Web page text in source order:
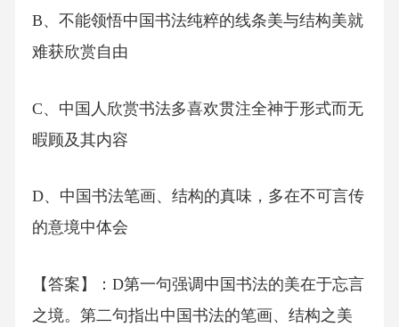
B、不能领悟中国书法纯粹的线条美与结构美就
难获欣赏自由
C、中国人欣赏书法多喜欢贯注全神于形式而无
暇顾及其内容
D、中国书法笔画、结构的真味，多在不可言传
的意境中体会
【答案】：D第一句强调中国书法的美在于忘言
之境。第二句指出中国书法的笔画、结构之美